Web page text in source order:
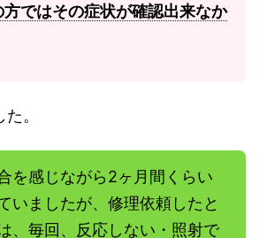
方ではその症状が確認出来なか
。
を感じながら2ヶ月間くらい
いましたが、修理依頼したと
、毎回、反応しない・照射で